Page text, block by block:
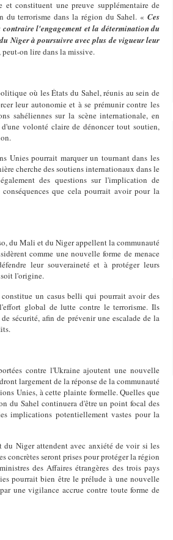
et constituent une preuve supplémentaire de
du terrorisme dans la région du Sahel. « Ces
l'engagement et la détermination du
Niger à poursuivre avec plus de vigueur leur
peut-on lire dans la missive.
où les États du Sahel, réunis au sein de
leur autonomie et à se prémunir contre les
sahéliennes sur la scène internationale, en
volonté claire de dénoncer tout soutien,
Unies pourrait marquer un tournant dans les
cherche des soutiens internationaux dans le
des questions sur l'implication de
que cela pourrait avoir pour la
du Mali et du Niger appellent la communauté
comme une nouvelle forme de menace
leur souveraineté et à protéger leurs
l'origine.
un casus belli qui pourrait avoir des
global de lutte contre le terrorisme. Ils
sécurité, afin de prévenir une escalade de la
contre l'Ukraine ajoutent une nouvelle
largement de la réponse de la communauté
Unies, à cette plainte formelle. Quelles que
du Sahel continuera d'être un point focal des
implications potentiellement vastes pour la
Niger attendent avec anxiété de voir si les
concrètes seront prises pour protéger la région
des Affaires étrangères des trois pays
pourrait bien être le prélude à une nouvelle
une vigilance accrue contre toute forme de